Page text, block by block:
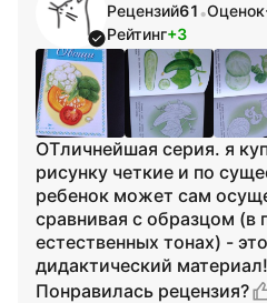
Рецензий61 •Оценок
Рейтинг+3
ОТличнейшая серия. я
рисунку четкие и по
ребенок может сам
сравнивая с образцом (в
естественных тонах) -
дидактический материал!
Понравилась рецензия?